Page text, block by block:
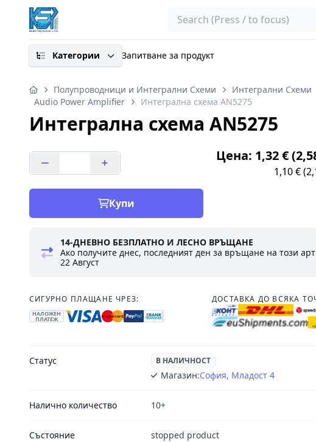
Search
Категории Запитване за продукт
Полупроводници и Интегрални Схеми
Интегрални Схеми
Audio Power Amplifier
Интегрална схема AN5275
Интегрална схема AN5275
Цена: 1,32 €
1,10 €
Купи
14-ДНЕВНО БЕЗПЛАТНО И ЛЕСНО ВРЪЩАНЕ
Ако получите днес, последният ден за връщане на този
22 Август
СИГУРНО ПЛАЩАНЕ ЧРЕЗ:
НАЛОЖЕН
ПЛАТЕЖ
ДОСТАВКА ДО ВСЯКА
Статус В НАЛИЧНОСТ
Магазин:София, Младост 4
Налично количество 10+
Състояние stopped product